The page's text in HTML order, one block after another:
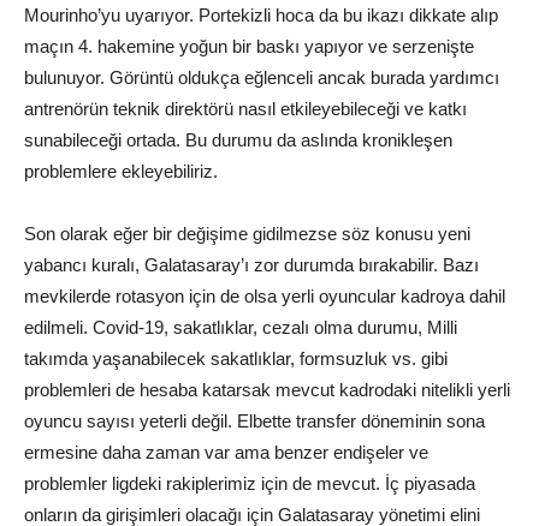
Mourinho’yu uyarıyor. Portekizli hoca da bu ikazı dikkate alıp
maçın 4. hakemine yoğun bir baskı yapıyor ve serzenişte
bulunuyor. Görüntü oldukça eğlenceli ancak burada yardımcı
antrenörün teknik direktörü nasıl etkileyebileceği ve katkı
sunabileceği ortada. Bu durumu da aslında kronikleşen
problemlere ekleyebiliriz.
Son olarak eğer bir değişime gidilmezse söz konusu yeni
yabancı kuralı, Galatasaray’ı zor durumda bırakabilir. Bazı
mevkilerde rotasyon için de olsa yerli oyuncular kadroya dahil
edilmeli. Covid-19, sakatlıklar, cezalı olma durumu, Milli
takımda yaşanabilecek sakatlıklar, formsuzluk vs. gibi
problemleri de hesaba katarsak mevcut kadrodaki nitelikli yerli
oyuncu sayısı yeterli değil. Elbette transfer döneminin sona
ermesine daha zaman var ama benzer endişeler ve
problemler ligdeki rakiplerimiz için de mevcut. İç piyasada
onların da girişimleri olacağı için Galatasaray yönetimi elini